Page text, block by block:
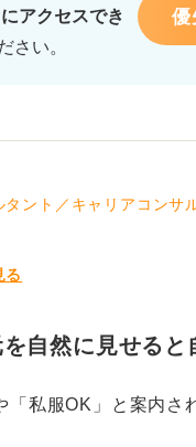
アクセスでき
さい。
優
タント／キャリアコンサ
る
自然に見せると
私服OK」と案内さ